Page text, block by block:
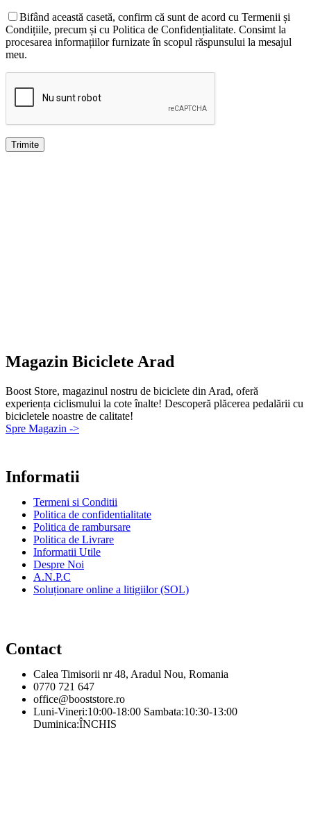
Bifând această casetă, confirm că sunt de acord cu Termenii și
Condițiile, precum și cu Politica de Confidențialitate. Consimt la
procesarea informațiilor furnizate în scopul răspunsului la mesajul
meu.
Magazin Biciclete Arad
Boost Store, magazinul nostru de biciclete din Arad, oferă
experiența ciclismului la cote înalte! Descoperă plăcerea pedalării cu
bicicletele noastre de calitate!
Spre Magazin ->
Informatii
Termeni si Conditii
Politica de confidentialitate
Politica de rambursare
Politica de Livrare
Informatii Utile
Despre Noi
A.N.P.C
Soluționare online a litigiilor (SOL)
Contact
Calea Timisorii nr 48, Aradul Nou, Romania
0770 721 647
office@booststore.ro
Luni-Vineri:10:00-18:00 Sambata:10:30-13:00
Duminica:ÎNCHIS